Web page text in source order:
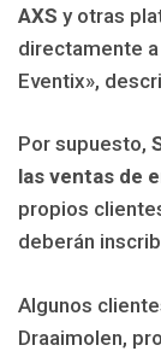
AXS y otras
directamente
Eventix»,
Por supuesto,
las ventas de
propios
deberán
Algunos
Draaimolen,